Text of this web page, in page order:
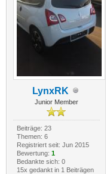
LynxRK
Junior Member
Beiträge: 23
Themen: 6
Registriert seit: Jun 2015
Bewertung: 1
Bedankte sich: 0
15x gedankt in 1 Beiträgen